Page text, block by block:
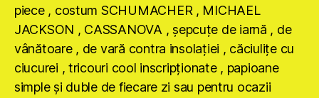
piece , costum SCHUMACHER , MICHAEL
JACKSON , CASSANOVA , şepcuţe de iarnă , de
vânătoare , de vară contra insolaţiei , căciuliţe cu
ciucurei , tricouri cool inscripţionate , papioane
simple şi duble de fiecare zi sau pentru ocazii